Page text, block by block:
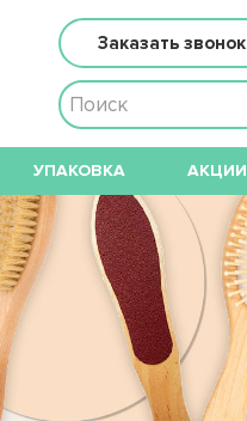
Заказать звонок
УПАКОВКА АКЦИИ